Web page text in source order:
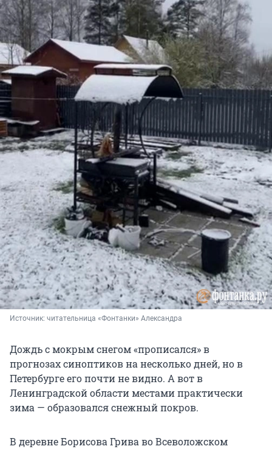
Источник: читательница «Фонтанки» Александра
Дождь с мокрым снегом «прописался» в
прогнозах синоптиков на несколько дней, но в
Петербурге его почти не видно. А вот в
Ленинградской области местами практически
зима — образовался снежный покров.
В деревне Борисова Грива во Всеволожском